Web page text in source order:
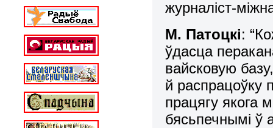
журналіст-
М. Патоцкі:
ўдасца
вайсковую
й распрацоўку
працягу
бясьпечнымі ў